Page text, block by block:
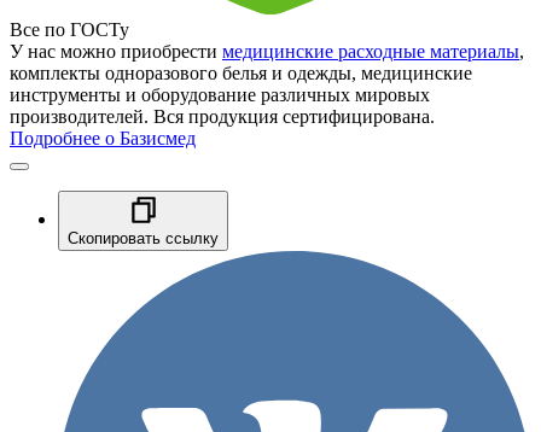
Все по ГОСТу
У нас можно приобрести медицинские расходные материалы,
комплекты одноразового белья и одежды, медицинские
инструменты и оборудование различных мировых
производителей. Вся продукция сертифицирована.
Подробнее о Базисмед
Скопировать ссылку